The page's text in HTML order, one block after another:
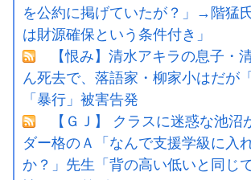
を公約に掲げていたが？」→階猛
は財源確保という条件付き」
【恨み】清水アキラの息子・
ん死去で、落語家・柳家小はだが
「暴行」被害告発
【ＧＪ】 クラスに迷惑な池沼
ダー格のＡ「なんで支援学級に入
か？」先生「背の高い低いと同じ